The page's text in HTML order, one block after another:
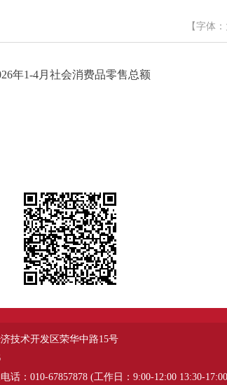
【字体：
年1-4月社会消费品零售总额
技术开发区荣华中路15号
话：010-67857878 (工作日：9:00-12:00 13:30-